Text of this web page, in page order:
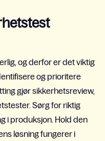
og derfor er det viktig
og prioritere
gjør sikkerhetsreview,
Sørg for riktig
i produksjon. Hold den
løsning fungerer i